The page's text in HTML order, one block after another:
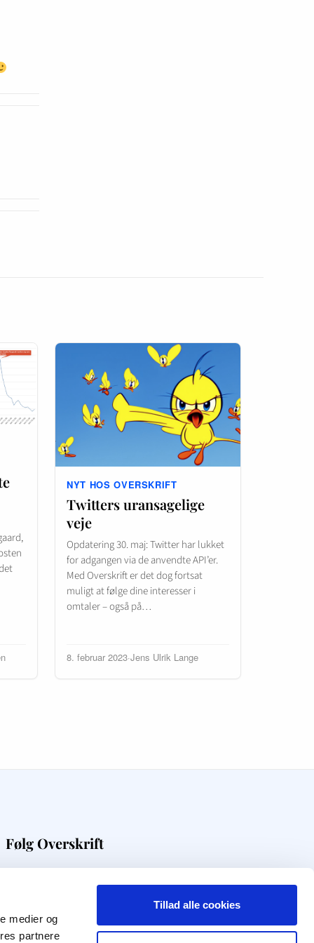
medier og
partnere
Tillad alle cookies
NYT HOS OVERSKRIFT
Twitters uransagelige
veje
Opdatering 30. maj: Twitter har lukket
for adgangen via de anvendte API’er.
Med Overskrift er det dog fortsat
muligt at følge dine interesser i
omtaler – også på…
8. februar 2023·Jens Ulrik Lange
Følg Overskrift
Få digital viden direkte i din indbakke
Modtag nyhedsbrev